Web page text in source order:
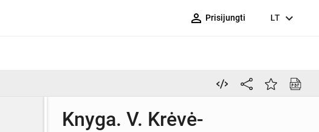
person_outline Prisijungti LT expand_more
Knyga. V. Krėvė-